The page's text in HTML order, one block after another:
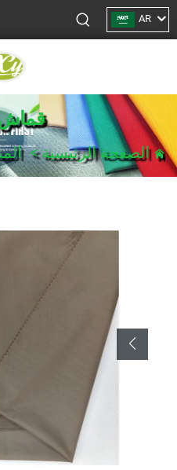
AR
الصفحة الرئيسية>